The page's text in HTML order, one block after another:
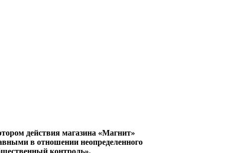
действия магазина «Магнит»
в отношении неопределенного